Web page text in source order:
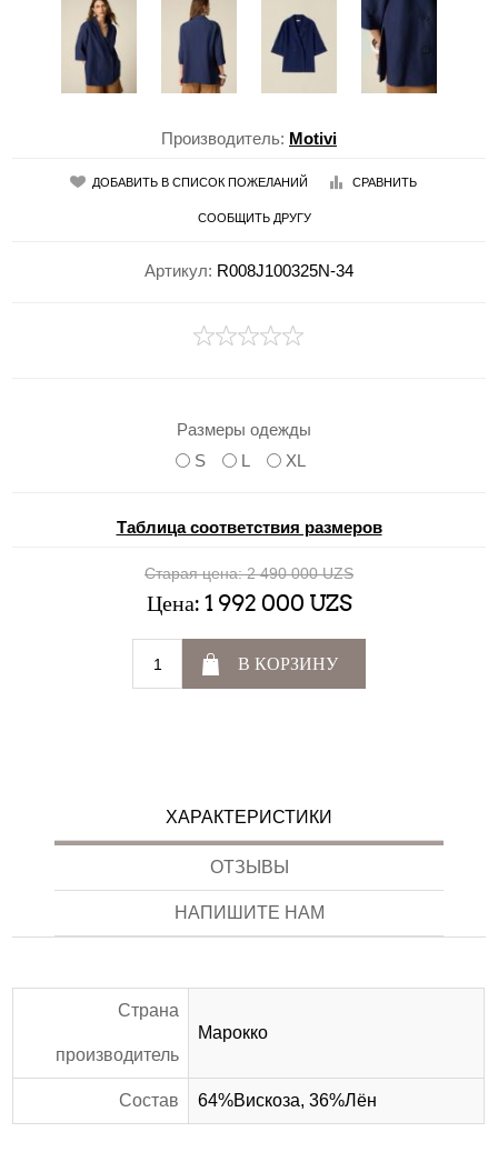
Производитель: Motivi
ДОБАВИТЬ В СПИСОК ПОЖЕЛАНИЙ СРАВНИТЬ
СООБЩИТЬ ДРУГУ
Артикул: R008J100325N-34
Размеры одежды
S
L XL
Таблица соответствия размеров
Старая цена: 2 490 000 UZS
Цена: 1 992 000 UZS
В КОРЗИНУ
ХАРАКТЕРИСТИКИ
ОТЗЫВЫ
НАПИШИТЕ НАМ
Страна
производитель
Марокко
Состав 64%Вискоза, 36%Лён